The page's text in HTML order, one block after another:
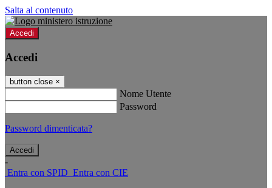
Salta al contenuto
Accedi
Accedi
button close ×
Nome Utente
Password
Password dimenticata?
-
Entra con SPID Entra con CIE